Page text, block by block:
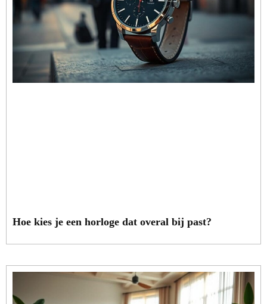
Hoe kies je een horloge dat overal bij past?